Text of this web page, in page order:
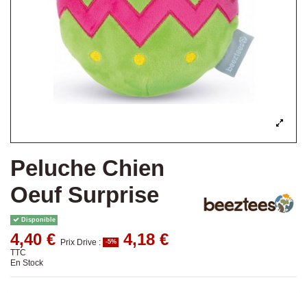
Peluche Chien
Oeuf Surprise
Disponible
4,40 € Prix Drive : -5% 4,18 €
TTC
En Stock